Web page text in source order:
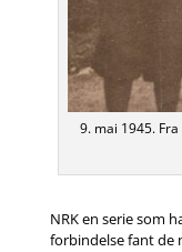
9. mai 1945.
NRK en serie som
forbindelse fant de